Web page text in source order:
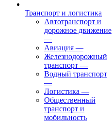
Транспорт и логистика
Автотранспорт и
дорожное движение
—
Авиация —
Железнодорожный
транспорт —
Водный транспорт
—
Логистика —
Общественный
транспорт и
мобильность